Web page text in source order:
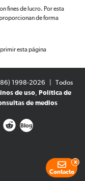
fines de lucro. Por esta
de forma
esta página
1998-2026
Todos
de uso, Política de
de medios
Blog
Contacto
x